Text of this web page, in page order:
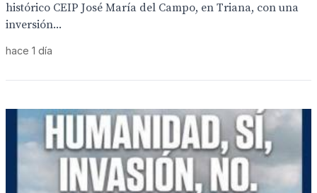
histórico CEIP José María del Campo, en Triana, con una
inversión...
hace 1 día